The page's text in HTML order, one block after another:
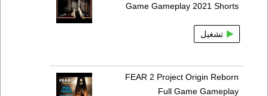
Game Gameplay 2021 Shorts
تشغيل
FEAR 2 Project Origin Reborn
Full Game Gameplay